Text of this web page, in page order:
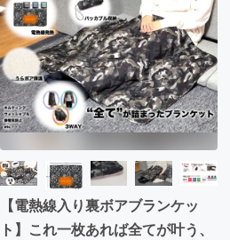
アート・写真
テクノロジー・ガジェット
映像・映画
ビジネス・起業
まちづくり・地域活性化
【電熱線入り裏ボアブランケッ
ト】これ一枚あれば全てが叶う、